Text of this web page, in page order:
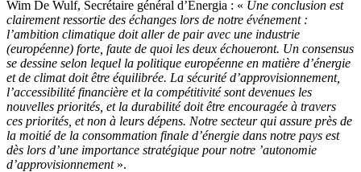
Wim De Wulf, Secrétaire général d’Energia : « Une conclusion est
clairement ressortie des échanges lors de notre événement :
l’ambition climatique doit aller de pair avec une industrie
(européenne) forte, faute de quoi les deux échoueront. Un consensus
se dessine selon lequel la politique européenne en matière d’énergie
et de climat doit être équilibrée. La sécurité d’approvisionnement,
l’accessibilité financière et la compétitivité sont devenues les
nouvelles priorités, et la durabilité doit être encouragée à travers
ces priorités, et non à leurs dépens. Notre secteur qui assure près de
la moitié de la consommation finale d’énergie dans notre pays est
dès lors d’une importance stratégique pour notre ’autonomie
d’approvisionnement».